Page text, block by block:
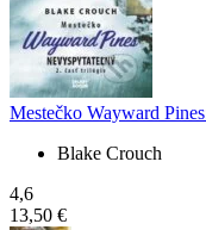
Mestečko Wayward
Blake Crouch
4,6
13,50 €